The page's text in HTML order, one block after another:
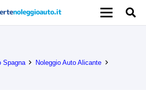
Spagna
Noleggio Auto Alicante